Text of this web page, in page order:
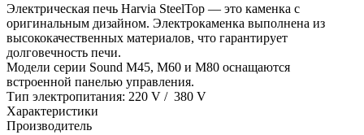
Электрическая печь Harvia SteelTop — это каменка с
оригинальным дизайном. Электрокаменка выполнена из
высококачественных материалов, что гарантирует
долговечность печи.
Модели серии Sound M45, M60 и M80 оснащаются
встроенной панелью управления.
Тип электропитания: 220 V / 380 V
Характеристики
Производитель